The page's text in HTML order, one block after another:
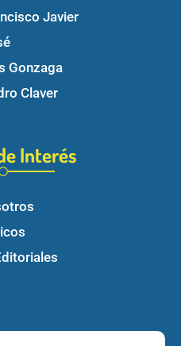
Javier
Gonzaga
Claver
Interés